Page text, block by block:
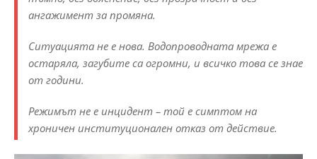
ангажимент за промяна.
Ситуацията не е нова. Водопроводната мрежа е
остаряла, загубите са огромни, и всичко това се знае
от години.
Режимът не е инцидент – той е симптом на
хроничен институционален отказ от действие.